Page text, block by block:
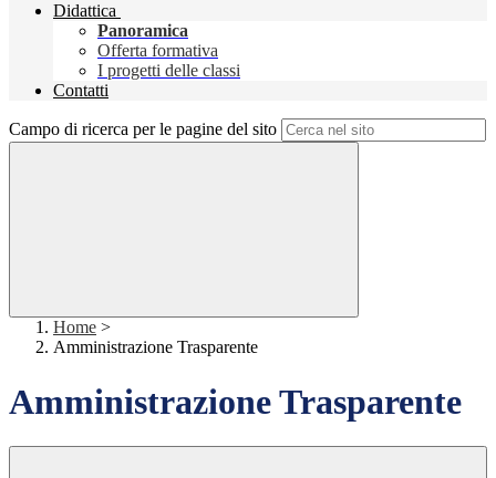
Didattica
Panoramica
Offerta formativa
I progetti delle classi
Contatti
Campo di ricerca per le pagine del sito
Home >
Amministrazione Trasparente
Amministrazione Trasparente